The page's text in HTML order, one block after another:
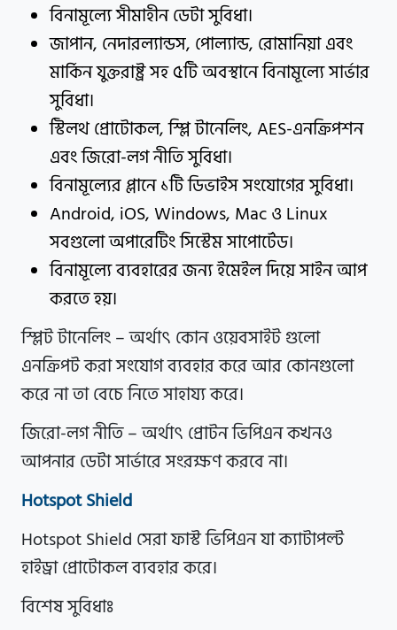
বিনামূল্যে সীমাহীন ডেটা সুবিধা।
জাপান, নেদারল্যান্ডস, পোল্যান্ড, রোমানিয়া এবং
মার্কিন যুক্তরাষ্ট্র সহ ৫টি অবস্থানে বিনামূল্যে সার্ভার
সুবিধা।
স্টিলথ প্রোটোকল, স্প্লি টানেলিং, AES-এনক্রিপশন
এবং জিরো-লগ নীতি সুবিধা।
বিনামূল্যের প্লানে ১টি ডিভাইস সংযোগের সুবিধা।
Android, iOS, Windows, Mac ও Linux
সবগুলো অপারেটিং সিস্টেম সাপোর্টেড।
বিনামূল্যে ব্যবহারের জন্য ইমেইল দিয়ে সাইন আপ
করতে হয়।
স্প্লিট টানেলিং – অর্থাৎ কোন ওয়েবসাইট গুলো
এনক্রিপট করা সংযোগ ব্যবহার করে আর কোনগুলো
করে না তা বেচে নিতে সাহায্য করে।
জিরো-লগ নীতি – অর্থাৎ প্রোটন ভিপিএন কখনও
আপনার ডেটা সার্ভারে সংরক্ষণ করবে না।
Hotspot Shield
Hotspot Shield সেরা ফাস্ট ভিপিএন যা ক্যাটাপল্ট
হাইড্রা প্রোটোকল ব্যবহার করে।
বিশেষ সুবিধাঃ